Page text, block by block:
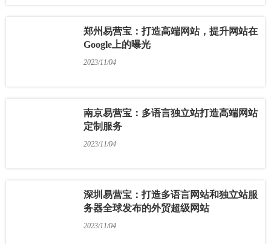
郑州易营宝：打造高端网站，提升网站在
Google上的曝光
2023/11/04
南京易营宝：多语言独立站打造高端网站
定制服务
2023/11/04
深圳易营宝：打造多语言网站和独立站服
务器全球发布的外贸超级网站
2023/11/04